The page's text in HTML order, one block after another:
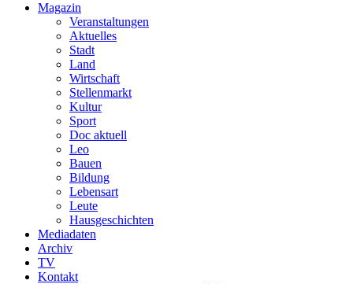
Magazin
Veranstaltungen
Aktuelles
Stadt
Land
Wirtschaft
Stellenmarkt
Kultur
Sport
Doc aktuell
Leo
Bauen
Bildung
Lebensart
Leute
Hausgeschichten
Mediadaten
Archiv
TV
Kontakt